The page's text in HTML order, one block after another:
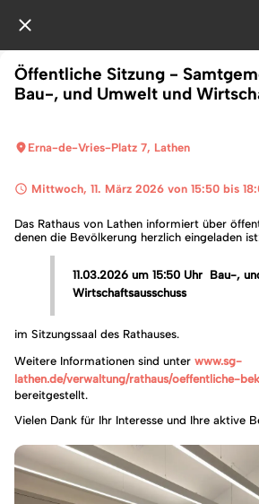
Öffentliche Sitzung -
Bau-, und Umwelt und
Erna-de-Vries-Platz 7, Lathen
Mittwoch, 11. März 2026 von 15:50 bis
Das Rathaus von Lathen informiert über
denen die Bevölkerung herzlich eingeladen
11.03.2026 um 15:50 Uhr Bau-,
Wirtschaftsausschuss
im Sitzungssaal des Rathauses.
Weitere Informationen sind unter www.sg-
lathen.de/verwaltung/rathaus/oeffentliche-
bereitgestellt.
Vielen Dank für Ihr Interesse und Ihre aktive